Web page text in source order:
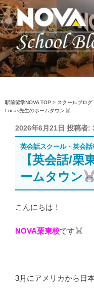
コ
ン
テ
ン
ツ
へ
ス
ッ
プ
駅前留学
英会話スクール・英会話教
駅前留学NOVA TOP > スクールブログ
Lucas先生のホームタウン
投
稿
日:
2026年6月21日 投稿者:
英会話スクール・英会話
【英会話/栗
ームタウン
こんにちは！
NOVA栗東校です
3月にアメリカから日